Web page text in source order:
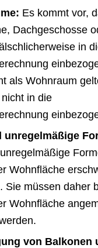
Es kommt vor,
Dachgeschosse
in
als Wohnraum
in die
unregelmäßige
Wohnfläche
Sie müssen daher
Wohnfläche
von Balkonen